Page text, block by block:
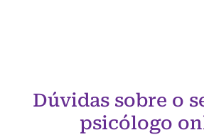
Dúvidas sobre o
psicólogo